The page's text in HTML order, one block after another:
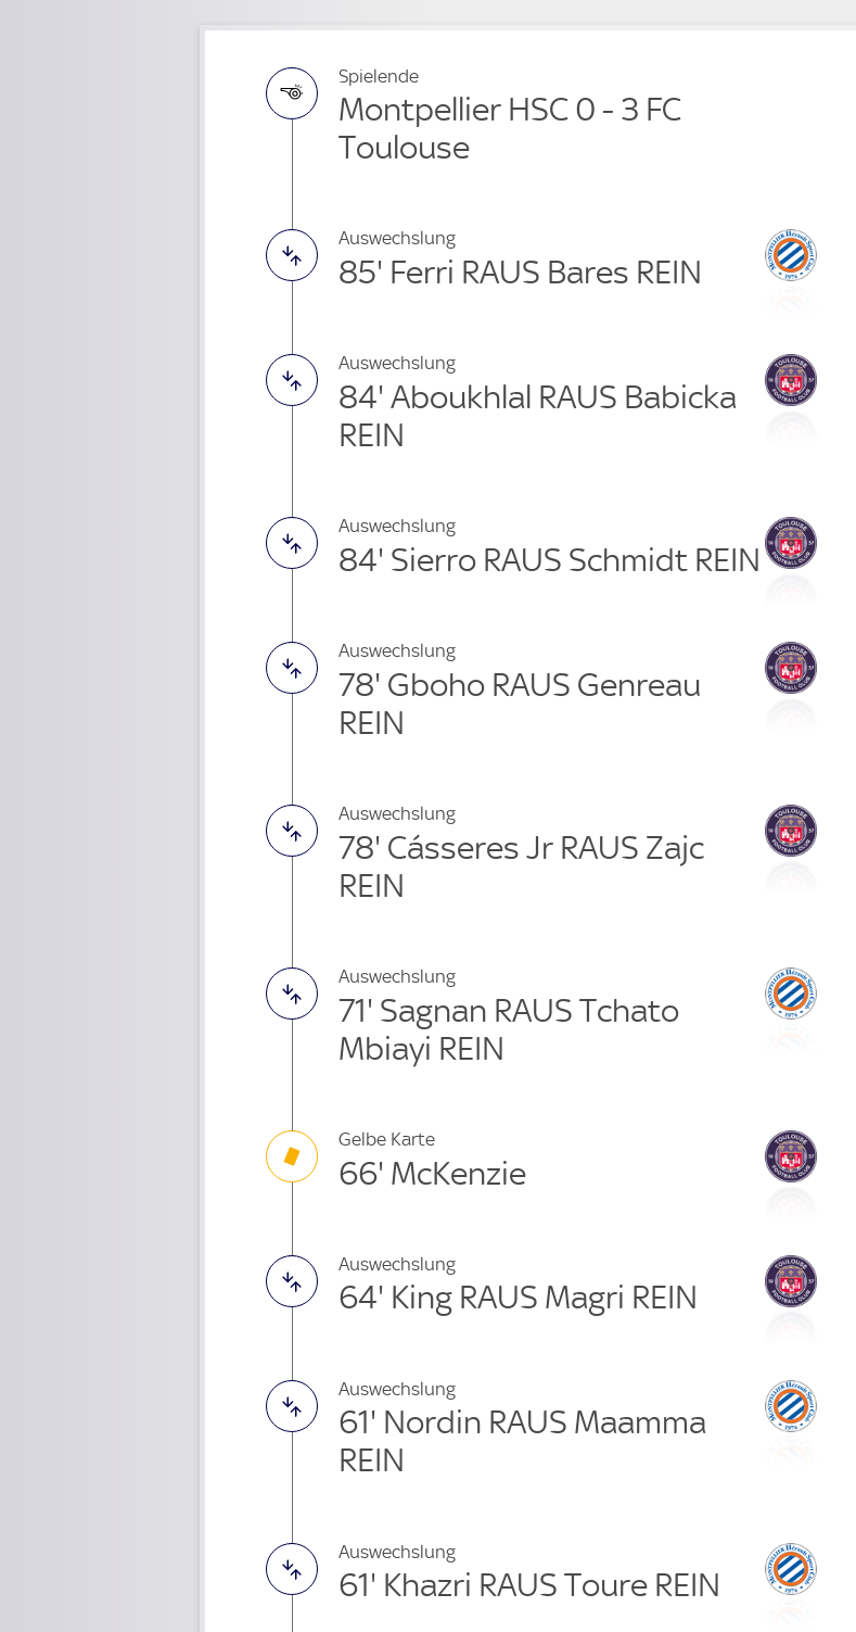
Spielende
Montpellier HSC 0 - 3 FC
Toulouse
Auswechslung
85' Ferri RAUS Bares REIN
Auswechslung
84' Aboukhlal RAUS Babicka
REIN
Auswechslung
84' Sierro RAUS Schmidt REIN
Auswechslung
78' Gboho RAUS Genreau
REIN
Auswechslung
78' Cásseres Jr RAUS Zajc
REIN
Auswechslung
71' Sagnan RAUS Tchato
Mbiayi REIN
Gelbe Karte
66' McKenzie
Auswechslung
64' King RAUS Magri REIN
Auswechslung
61' Nordin RAUS Maamma
REIN
Auswechslung
61' Khazri RAUS Toure REIN